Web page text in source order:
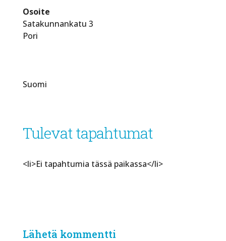
Osoite
Satakunnankatu 3
Pori
Suomi
Tulevat tapahtumat
<li>Ei tapahtumia tässä paikassa</li>
Lähetä kommentti